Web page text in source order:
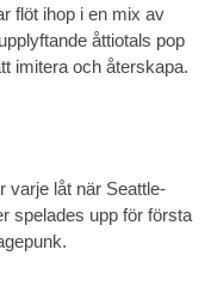
flöt ihop i en mix av
åttiotals pop
imitera och återskapa.
varje låt när Seattle-
spelades upp för första